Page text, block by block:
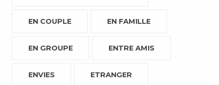
EN COUPLE EN FAMILLE
EN GROUPE ENTRE AMIS
ENVIES ETRANGER